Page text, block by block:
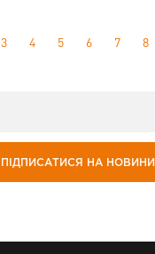
3 4 5 6 7 8
ПІДПИСАТИСЯ НА НОВИНИ